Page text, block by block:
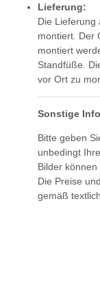
Lieferung:
Die Lieferung
montiert. Der
montiert
Standfüße.
vor Ort zu
Sonstige
Bitte geben
unbedingt
Bilder
Die Preise
gemäß